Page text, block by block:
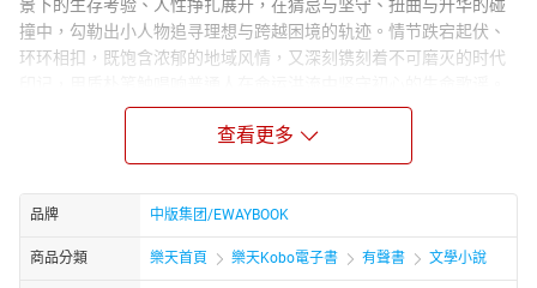
景下的生存考验、人性挣扎展开，在猜忌与坚守、扭曲与升华的碰
撞中，勾勒出小人物追寻理想与跨越困境的轨迹。情节跌宕起伏、
环环相扣，既饱含浓郁的地域风情，又深刻镌刻着不可磨灭的时代
Author Biograph：
李季彬，笔名海岸，现居深圳，文学硕士，广东省作协会员、深圳
运，获海峡两岸网络原创文学金奖等荣誉，多部作品入选北京广电
总局优秀网络文学推荐名单。已出版《城市游击》《现任》等多部
力作，文风贴近生活、情节跌宕，兼具社会洞察与人文温度，被圈
内誉为 “深圳的海岩”，深受读者与评论界认可。
查看更多
品牌 中版集团/EWAYBOOK
商品分類 樂天首頁 樂天Kobo電子書 有聲書 文學小說